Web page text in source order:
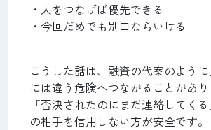
・人をつなげば優先できる
・今回だめでも別口ならいける
こうした話は、融資の代案のよう
には違う危険へつながることがあり
「否決されたのにまだ連絡してく
の相手を信用しない方が安全です。